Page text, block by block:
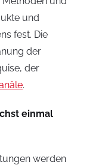
und
fest. Die
der
der
.
einmal
werden